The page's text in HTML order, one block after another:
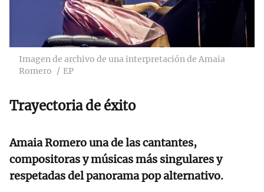
Imagen de archivo de una interpretación de Amaia
Romero
EP
Trayectoria de éxito
Amaia Romerouna de las cantantes,
compositoras y músicas más singulares y
respetadas del panorama pop alternativo.